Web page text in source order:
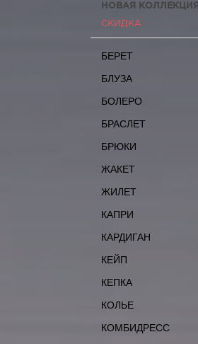
НОВАЯ КОЛЛЕКЦИЯ
СКИДКА
БЕРЕТ
БЛУЗА
БОЛЕРО
БРАСЛЕТ
БРЮКИ
ЖАКЕТ
ЖИЛЕТ
КАПРИ
КАРДИГАН
КЕЙП
КЕПКА
КОЛЬЕ
КОМБИДРЕСС